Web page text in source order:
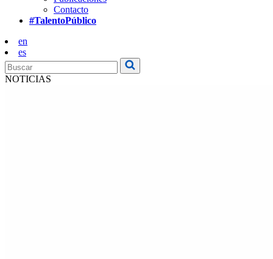
Contacto
#TalentoPúblico
en
es
NOTICIAS